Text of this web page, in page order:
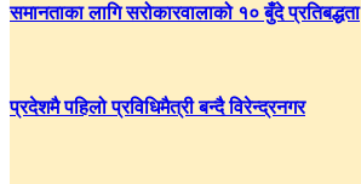
समानताका लागि सरोकारवालाको १० बुँदे प्रतिबद्धता
प्रदेशमै पहिलो प्रविधिमैत्री बन्दै विरेन्द्रनगर